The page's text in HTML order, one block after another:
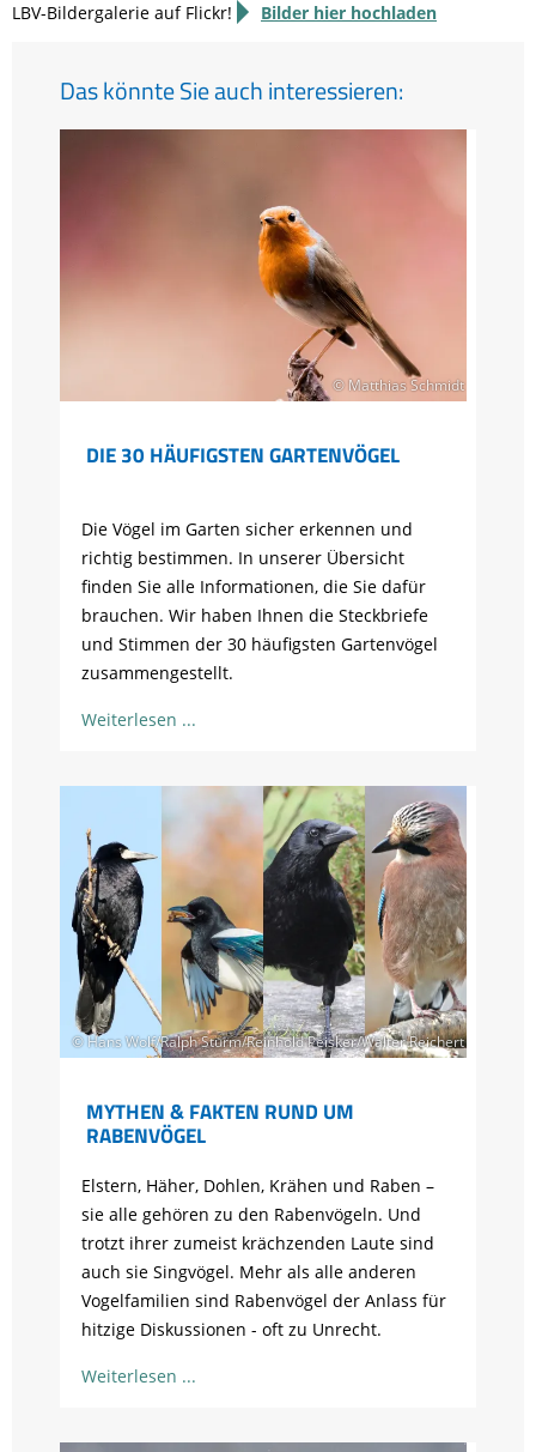
LBV-Bildergalerie auf Flickr! Bilder hier hochladen
Das könnte Sie auch interessieren:
© Matthias Schmidt
DIE 30 HÄUFIGSTEN GARTENVÖGEL
Die Vögel im Garten sicher erkennen und
richtig bestimmen. In unserer Übersicht
finden Sie alle Informationen, die Sie dafür
brauchen. Wir haben Ihnen die Steckbriefe
und Stimmen der 30 häufigsten Gartenvögel
zusammengestellt.
Weiterlesen
© Hans Wolf/Ralph Sturm/Reinhold Peisker/Walter Reichert
MYTHEN & FAKTEN RUND UM
RABENVÖGEL
Elstern, Häher, Dohlen, Krähen und Raben –
sie alle gehören zu den Rabenvögeln. Und
trotzt ihrer zumeist krächzenden Laute sind
auch sie Singvögel. Mehr als alle anderen
Vogelfamilien sind Rabenvögel der Anlass für
hitzige Diskussionen - oft zu Unrecht.
Weiterlesen